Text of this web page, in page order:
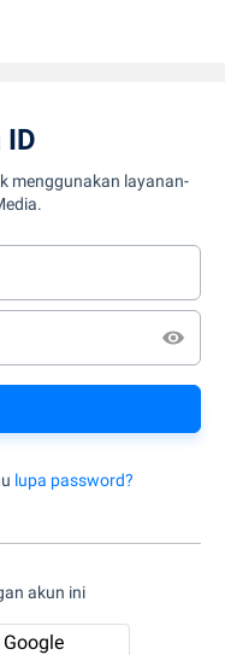
ID
menggunakan layanan-
lupa password?
akun ini